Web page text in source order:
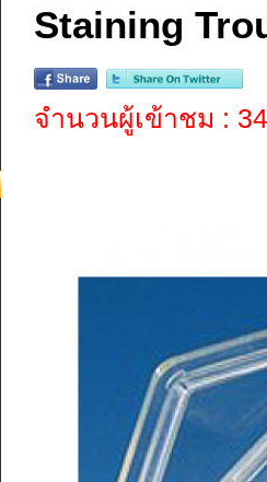
Staining
จำนวนผู้เข้าชม :